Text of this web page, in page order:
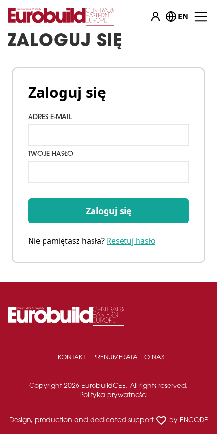
EN
ZALOGUJ SIĘ
Zaloguj się
ADRES E-MAIL
TWOJE HASŁO
Zaloguj się
Nie pamiętasz hasła? Resetuj hasło
KONTAKT PRENUMERATA O NAS
Copyright 2026 EurobuildCEE. All rights reserved.
Polityka prywatności
Design, production and dedicated support favorite_border by ENCODE